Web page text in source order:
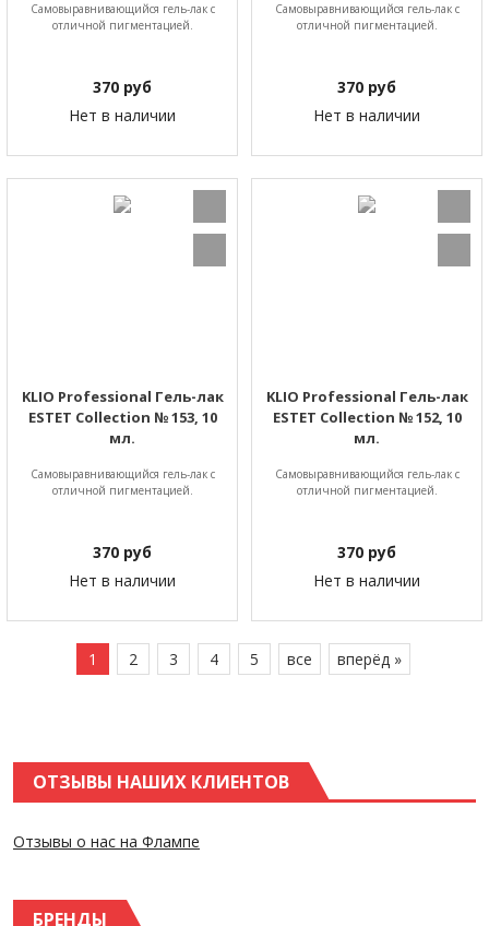
Самовыравнивающийся гель-лак с
отличной пигментацией.
370 руб
Нет в наличии
Самовыравнивающийся гель-лак с
отличной пигментацией.
370 руб
Нет в наличии
KLIO Professional Гель-лак
ESTET Collection № 153, 10
мл.
Самовыравнивающийся гель-лак с
отличной пигментацией.
370 руб
Нет в наличии
KLIO Professional Гель-лак
ESTET Collection № 152, 10
мл.
Самовыравнивающийся гель-лак с
отличной пигментацией.
370 руб
Нет в наличии
1 2 3 4 5 все вперёд »
ОТЗЫВЫ НАШИХ КЛИЕНТОВ
Отзывы о нас на Флампе
БРЕНДЫ